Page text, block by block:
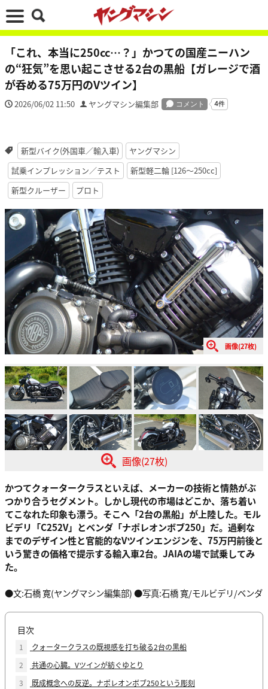
「これ、本当に250cc…？」かつての国産ニーハン
の“狂気”を思い起こさせる2台の黒船【ガレージで酒
が呑める75万円のVツイン】
2026/06/02 11:50 ヤングマシン編集部
新型バイク(外国車／輸入車)
ヤングマシン
試乗インプレッション／テスト
新型軽二輪 [126〜250cc]
新型クルーザー
プロト
画像(27枚)
画像(27枚)
かつてクォータークラスといえば、メーカーの技術と情熱がぶ
つかり合うセグメント。しかし現代の市場はどこか、落ち着い
てこなれた印象も漂う。そこへ「2台の黒船」が上陸した。モル
ビデリ「C252V」とベンダ「ナポレオンボブ250」だ。過剰な
までのデザイン性と官能的なVツインエンジンを、75万円前後と
いう驚きの価格で提示する輸入車2台。JAIAの場で試乗してみ
た。
●文:石橋 寛(ヤングマシン編集部) ●写真:石橋 寛/モルビデリ/ベンダ
目次
1
クォータークラスの既視感を打ち破る2台の黒船
2
共通の心臓。Vツインが紡ぐゆとり
3
既成概念への反逆。ナポレオンボブ250という彫刻